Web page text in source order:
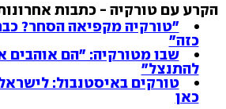
הקרע עם טורקיה - כתבות
"טורקיה מקפיאה הסחר?
כזה"
שבו מטורקיה: "הם אוהבים
להתנצל"
טורקים באיסטנבול:
כאן